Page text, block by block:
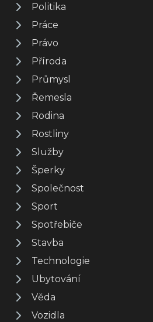
Politika
Práce
Právo
Příroda
Průmysl
Řemesla
Rodina
Rostliny
Služby
Šperky
Společnost
Sport
Spotřebiče
Stavba
Technologie
Ubytování
Věda
Vozidla